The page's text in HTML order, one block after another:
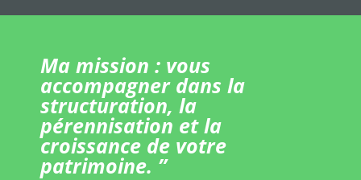
Ma mission : vous
accompagner dans la
structuration, la
pérennisation et la
croissance de votre
patrimoine. ”